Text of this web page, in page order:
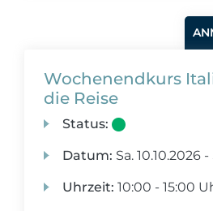
Wochenendkurs
die Reise
Status:
Datum: Sa. 10.10.2026 -
Uhrzeit: 10:00 - 15:00